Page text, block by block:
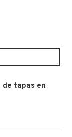
de tapas en